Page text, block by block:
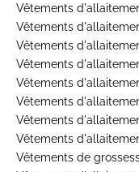
Vêtements
Vêtements
Vêtements
Vêtements
Vêtements
Vêtements
Vêtements
Vêtements
Vêtements de